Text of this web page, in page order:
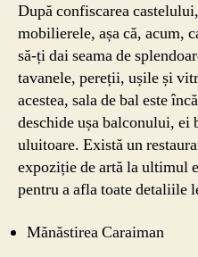
După confiscarea
mobilierele, așa că, acum,
să-ți dai seama de
tavanele, pereții, ușile și
acestea, sala de bal este
deschide ușa balconului,
uluitoare. Există un
expoziție de artă la ultimul
pentru a afla toate detaliile
Mănăstirea Caraiman